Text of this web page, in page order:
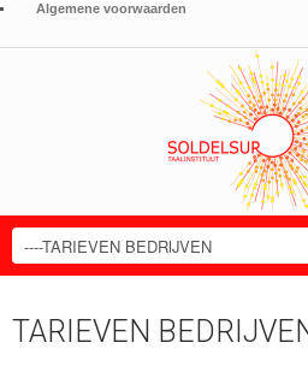
Algemene voorwaarden
TARIEVEN